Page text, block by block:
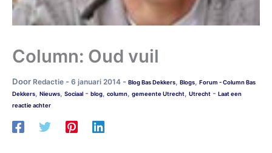
Column: Oud vuil
Door Redactie - 6 januari 2014 - Blog Bas Dekkers, Blogs, Forum - Column Bas
Dekkers, Nieuws, Sociaal - blog, column, gemeente Utrecht, Utrecht - Laat een
reactie achter